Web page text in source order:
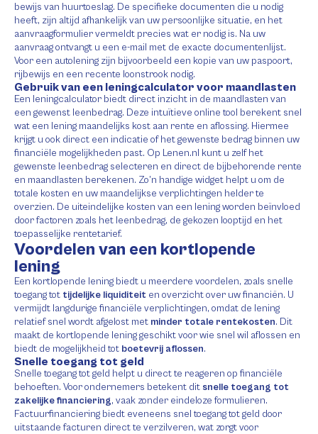
bewijs van huurtoeslag. De specifieke documenten die u nodig
heeft, zijn altijd afhankelijk van uw persoonlijke situatie, en het
aanvraagformulier vermeldt precies wat er nodig is. Na uw
aanvraag ontvangt u een e-mail met de exacte documentenlijst.
Voor een autolening zijn bijvoorbeeld een kopie van uw paspoort,
rijbewijs en een recente loonstrook nodig.
Gebruik van een leningcalculator voor maandlasten
Een leningcalculator biedt direct inzicht in de maandlasten van
een gewenst leenbedrag. Deze intuïtieve online tool berekent snel
wat een lening maandelijks kost aan rente en aflossing. Hiermee
krijgt u ook direct een indicatie of het gewenste bedrag binnen uw
financiële mogelijkheden past. Op Lenen.nl kunt u zelf het
gewenste leenbedrag selecteren en direct de bijbehorende rente
en maandlasten berekenen. Zo’n handige widget helpt u om de
totale kosten en uw maandelijkse verplichtingen helder te
overzien. De uiteindelijke kosten van een lening worden beïnvloed
door factoren zoals het leenbedrag, de gekozen looptijd en het
toepasselijke rentetarief.
Voordelen van een kortlopende
lening
Een kortlopende lening biedt u meerdere voordelen, zoals snelle
toegang tot tijdelijke liquiditeit en overzicht over uw financiën. U
vermijdt langdurige financiële verplichtingen, omdat de lening
relatief snel wordt afgelost met minder totale rentekosten. Dit
maakt de kortlopende lening geschikt voor wie snel wil aflossen en
biedt de mogelijkheid tot boetevrij aflossen.
Snelle toegang tot geld
Snelle toegang tot geld helpt u direct te reageren op financiële
behoeften. Voor ondernemers betekent dit snelle toegang tot
zakelijke financiering, vaak zonder eindeloze formulieren.
Factuurfinanciering biedt eveneens snel toegang tot geld door
uitstaande facturen direct te verzilveren, wat zorgt voor